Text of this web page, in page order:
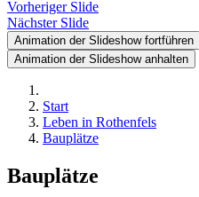
Vorheriger Slide
Nächster Slide
Animation der Slideshow fortführen
Animation der Slideshow anhalten
Start
Leben in Rothenfels
Bauplätze
Bauplätze